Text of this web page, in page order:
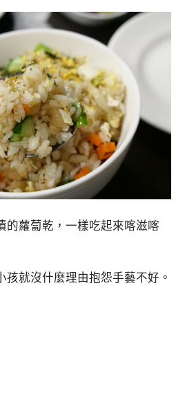
的蘿蔔乾，一樣吃起來喀滋喀
就沒什麼理由抱怨手藝不好。